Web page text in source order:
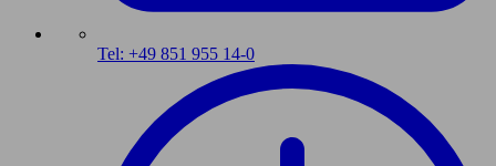
Tel: +49 851 955 14-0